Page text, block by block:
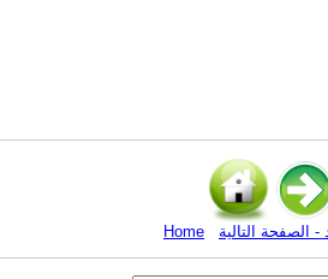
Home - الصفحة التالية